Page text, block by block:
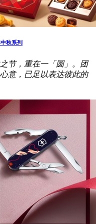
秋系列
节，重在一「圆」。团
意，已足以表达彼此的